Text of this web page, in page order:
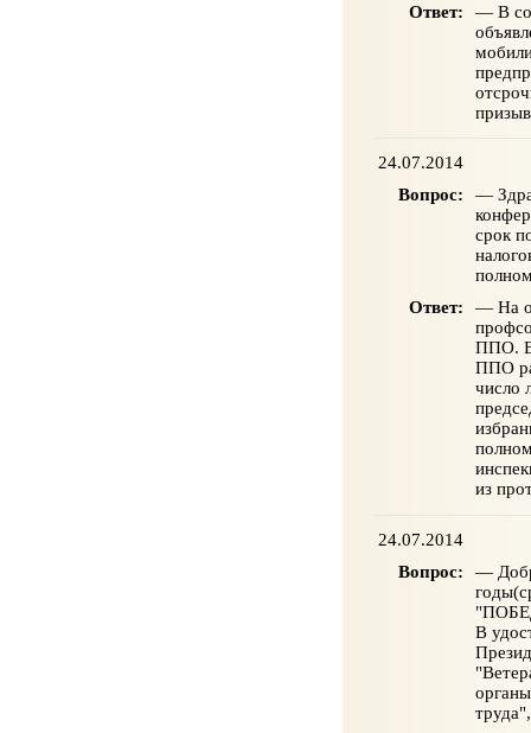
Ответ:
— В
24.07.2014
Вопрос:
—
срок
Ответ:
— На
ППО. В
ППО
число
из
24.07.2014
Вопрос:
—
В